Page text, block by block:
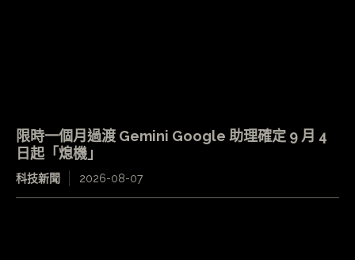
限時一個月過渡 Gemini Google 助理確定 9 月 4
日起「熄機」
科技新聞 2026-08-07